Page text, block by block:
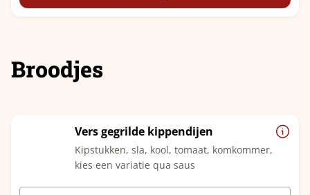
Broodjes
Vers gegrilde kippendijen
Kipstukken, sla, kool, tomaat, komkommer,
kies een variatie qua saus